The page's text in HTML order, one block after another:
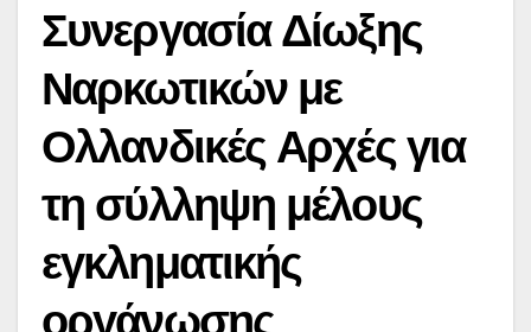
Συνεργασία Δίωξης
Ναρκωτικών με
Ολλανδικές Αρχές για
τη σύλληψη μέλους
εγκληματικής
οργάνωσης